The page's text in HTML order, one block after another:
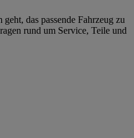
das passende Fahrzeug zu
rund um Service, Teile und